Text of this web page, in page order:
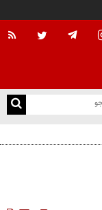
مشکلی پیش نیاید